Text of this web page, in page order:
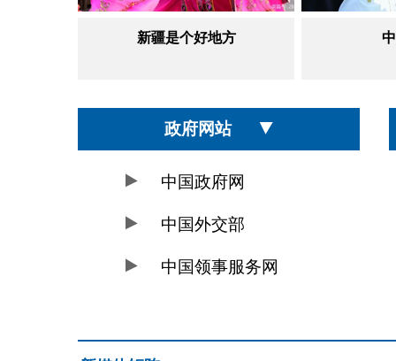
新疆是个好地方
政府网站
中国政府网
中国外交部
中国领事服务网